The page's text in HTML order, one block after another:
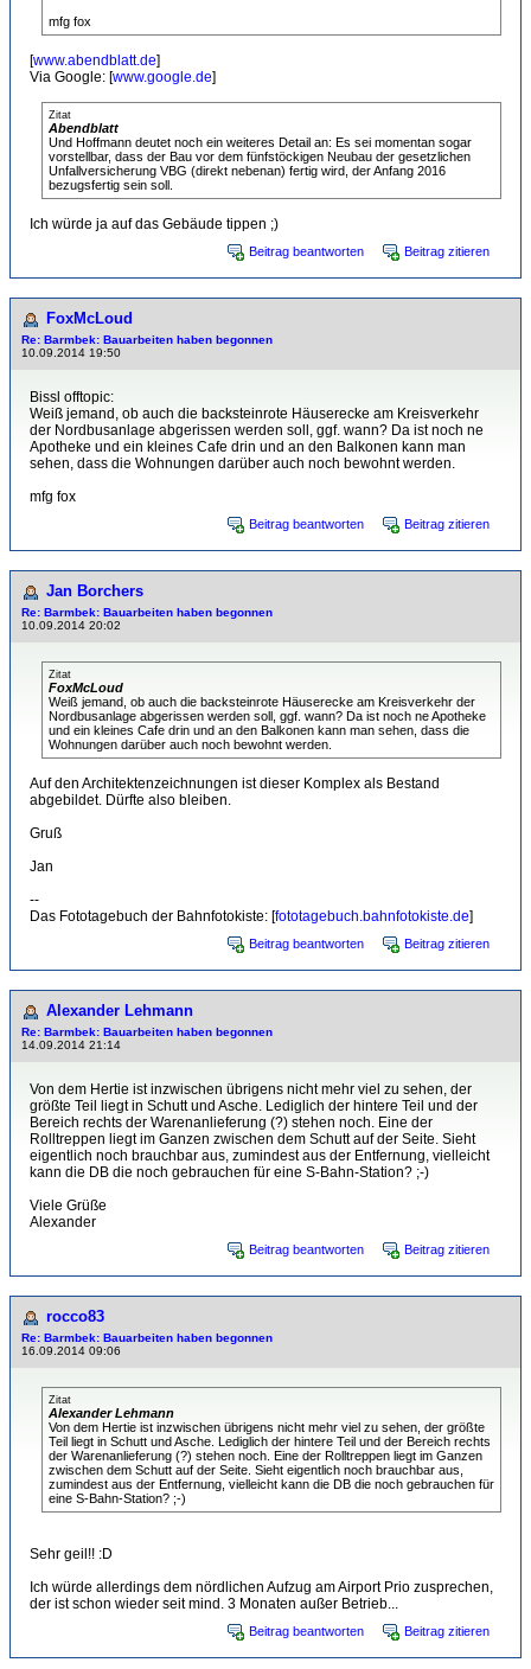
mfg fox
[www.abendblatt.de]
Via Google: [www.google.de]
Zitat
Abendblatt
Und Hoffmann deutet noch ein weiteres Detail an: Es sei momentan sogar
vorstellbar, dass der Bau vor dem fünfstöckigen Neubau der gesetzlichen
Unfallversicherung VBG (direkt nebenan) fertig wird, der Anfang 2016
bezugsfertig sein soll.
Ich würde ja auf das Gebäude tippen ;)
Beitrag beantworten Beitrag zitieren
FoxMcLoud
Re: Barmbek: Bauarbeiten haben begonnen
10.09.2014 19:50
Bissl offtopic:
Weiß jemand, ob auch die backsteinrote Häuserecke am Kreisverkehr
der Nordbusanlage abgerissen werden soll, ggf. wann? Da ist noch ne
Apotheke und ein kleines Cafe drin und an den Balkonen kann man
sehen, dass die Wohnungen darüber auch noch bewohnt werden.
mfg fox
Beitrag beantworten Beitrag zitieren
Jan Borchers
Re: Barmbek: Bauarbeiten haben begonnen
10.09.2014 20:02
Zitat
FoxMcLoud
Weiß jemand, ob auch die backsteinrote Häuserecke am Kreisverkehr der
Nordbusanlage abgerissen werden soll, ggf. wann? Da ist noch ne Apotheke
und ein kleines Cafe drin und an den Balkonen kann man sehen, dass die
Wohnungen darüber auch noch bewohnt werden.
Auf den Architektenzeichnungen ist dieser Komplex als Bestand
abgebildet. Dürfte also bleiben.
Gruß
Jan
--
Das Fototagebuch der Bahnfotokiste: [fototagebuch.bahnfotokiste.de]
Beitrag beantworten Beitrag zitieren
Alexander Lehmann
Re: Barmbek: Bauarbeiten haben begonnen
14.09.2014 21:14
Von dem Hertie ist inzwischen übrigens nicht mehr viel zu sehen, der
größte Teil liegt in Schutt und Asche. Lediglich der hintere Teil und der
Bereich rechts der Warenanlieferung (?) stehen noch. Eine der
Rolltreppen liegt im Ganzen zwischen dem Schutt auf der Seite. Sieht
eigentlich noch brauchbar aus, zumindest aus der Entfernung, vielleicht
kann die DB die noch gebrauchen für eine S-Bahn-Station? ;-)
Viele Grüße
Alexander
Beitrag beantworten Beitrag zitieren
rocco83
Re: Barmbek: Bauarbeiten haben begonnen
16.09.2014 09:06
Zitat
Alexander Lehmann
Von dem Hertie ist inzwischen übrigens nicht mehr viel zu sehen, der größte
Teil liegt in Schutt und Asche. Lediglich der hintere Teil und der Bereich rechts
der Warenanlieferung (?) stehen noch. Eine der Rolltreppen liegt im Ganzen
zwischen dem Schutt auf der Seite. Sieht eigentlich noch brauchbar aus,
zumindest aus der Entfernung, vielleicht kann die DB die noch gebrauchen für
eine S-Bahn-Station? ;-)
Sehr geil!! :D
Ich würde allerdings dem nördlichen Aufzug am Airport Prio zusprechen,
der ist schon wieder seit mind. 3 Monaten außer Betrieb...
Beitrag beantworten Beitrag zitieren